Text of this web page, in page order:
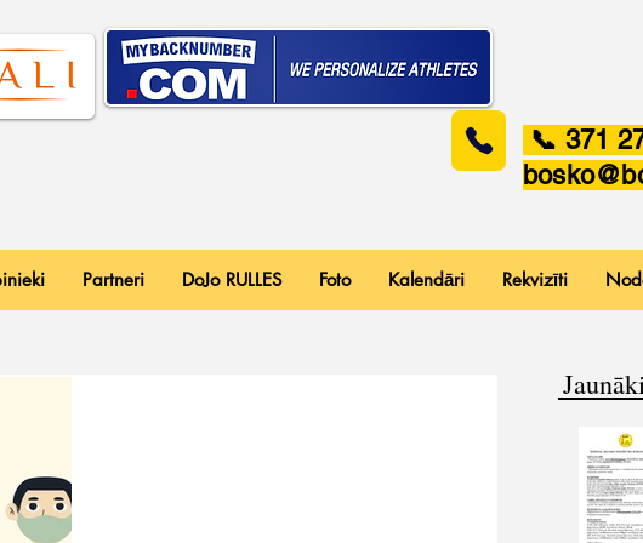
📞 371
Partneri DoJo RULLES Foto Kalendāri Rekvizīti